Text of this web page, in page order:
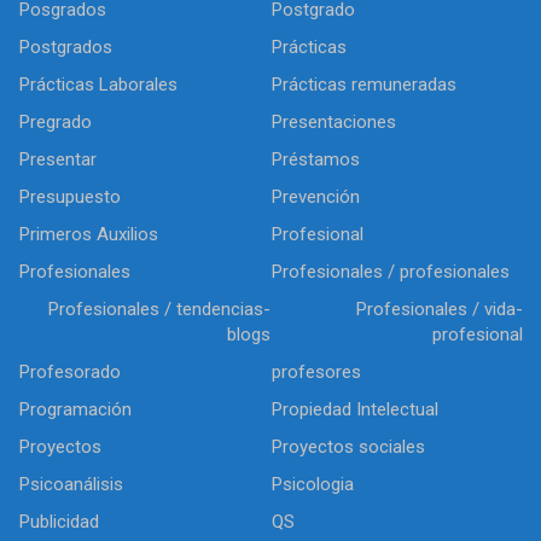
Posgrados
Postgrado
Postgrados
Prácticas
Prácticas Laborales
Prácticas remuneradas
Pregrado
Presentaciones
Presentar
Préstamos
Presupuesto
Prevención
Primeros Auxilios
Profesional
Profesionales
Profesionales / profesionales
Profesionales / tendencias-
blogs
Profesionales / vida-
profesional
Profesorado
profesores
Programación
Propiedad Intelectual
Proyectos
Proyectos sociales
Psicoanálisis
Psicologia
Publicidad
QS